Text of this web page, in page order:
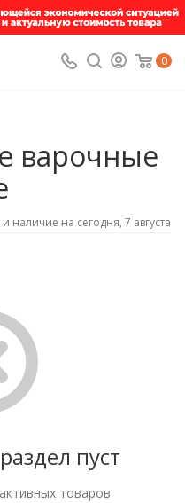
0
варочные
наличие на сегодня, 7 августа
пуст
товаров